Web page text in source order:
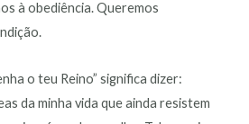
à obediência. Queremos
o teu Reino” significa dizer:
da minha vida que ainda resistem